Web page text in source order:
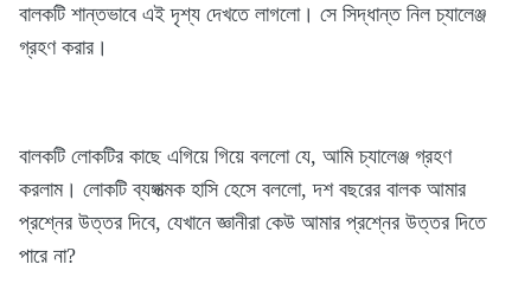
বালকটি শান্তভাবে এই দৃশ্য দেখতে লাগলো। সে সিদ্ধান্ত নিল চ্যালেঞ্জ
গ্রহণ করার।
বালকটি লোকটির কাছে এগিয়ে গিয়ে বললো যে,‍ আমি চ্যালেঞ্জ গ্রহণ
করলাম। লোকটি ব্যঙ্গাত্মক হাসি হেসে বললো, দশ বছরের বালক আমার
প্রশ্নের উত্তর দিবে, যেখানে জ্ঞানীরা কেউ আমার প্রশ্নের উত্তর দিতে
পারে না?